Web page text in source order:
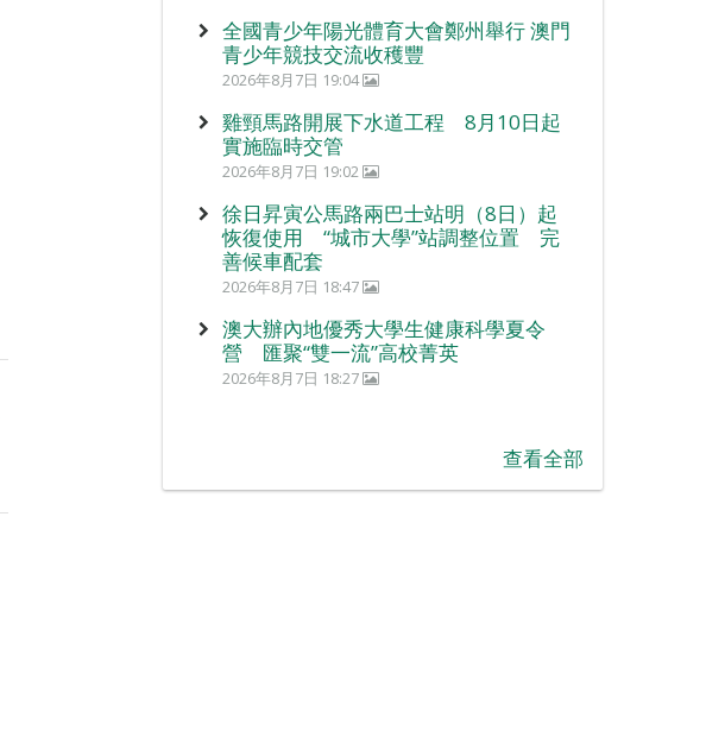
全國青少年陽光體育大會鄭州舉行 澳門
青少年競技交流收穫豐
2026年8月7日 19:04
雞頸馬路開展下水道工程 8月10日起
實施臨時交管
2026年8月7日 19:02
徐日昇寅公馬路兩巴士站明（8日）起
恢復使用 “城市大學”站調整位置 完
善候車配套
2026年8月7日 18:47
澳大辦內地優秀大學生健康科學夏令
營 匯聚“雙一流”高校菁英
2026年8月7日 18:27
查看全部